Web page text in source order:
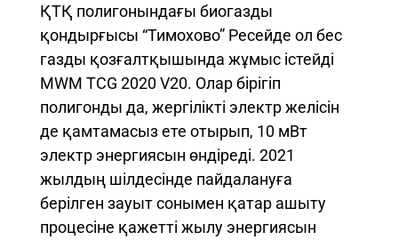
ҚТҚ полигонындағы биогазды
қондырғысы “Тимохово” Ресейде ол бес
газды қозғалтқышында жұмыс істейді
MWM TCG 2020 V20. Олар бірігіп
полигонды да, жергілікті электр желісін
де қамтамасыз ете отырып, 10 мВт
электр энергиясын өндіреді. 2021
жылдың шілдесінде пайдалануға
берілген зауыт сонымен қатар ашыту
процесіне қажетті жылу энергиясын